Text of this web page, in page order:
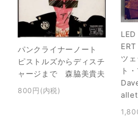
パンクライナーノート
ピストルズからディスチ
ャージまで 森脇美貴夫
800円(内税)
ツ
ト